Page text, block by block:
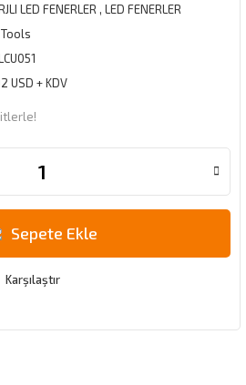
LED FENERLER ,LED FENERLER
USD + KDV
Sepete Ekle
Karşılaştır